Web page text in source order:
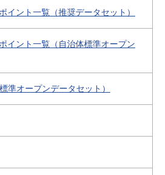
イント一覧（推奨データセット）
イント一覧（自治体標準オープン
準オープンデータセット）